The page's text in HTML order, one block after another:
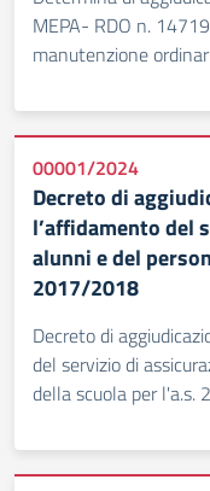
MEPA- RDO n.
manutenzione
00001/2024
Decreto di
l’affidamento del
alunni e del
2017/2018
Decreto di
del servizio di
della scuola per l'a.s.